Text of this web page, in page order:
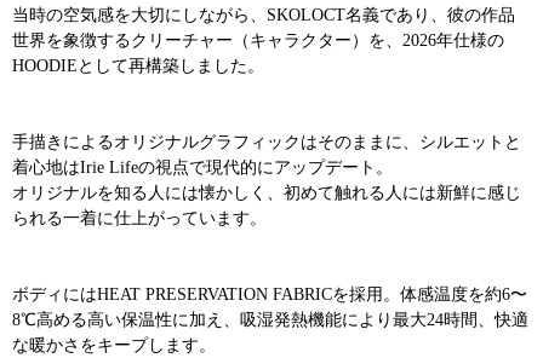
当時の空気感を大切にしながら、SKOLOCT名義であり、彼の作品
世界を象徴するクリーチャー（キャラクター）を、2026年仕様の
HOODIEとして再構築しました。
手描きによるオリジナルグラフィックはそのままに、シルエットと
着心地はIrie Lifeの視点で現代的にアップデート。
オリジナルを知る人には懐かしく、初めて触れる人には新鮮に感じ
られる一着に仕上がっています。
ボディにはHEAT PRESERVATION FABRICを採用。体感温度を約6〜
8℃高める高い保温性に加え、吸湿発熱機能により最大24時間、快適
な暖かさをキープします。